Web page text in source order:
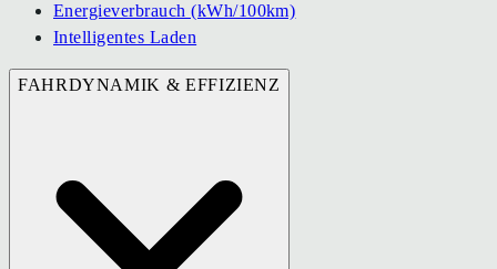
Energieverbrauch (kWh/100km)
Intelligentes Laden
FAHRDYNAMIK & EFFIZIENZ